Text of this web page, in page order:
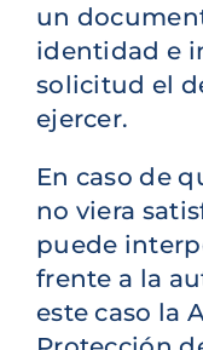
un
identidad e
solicitud el
ejercer.
En caso de
no viera
puede
frente a la
este caso la